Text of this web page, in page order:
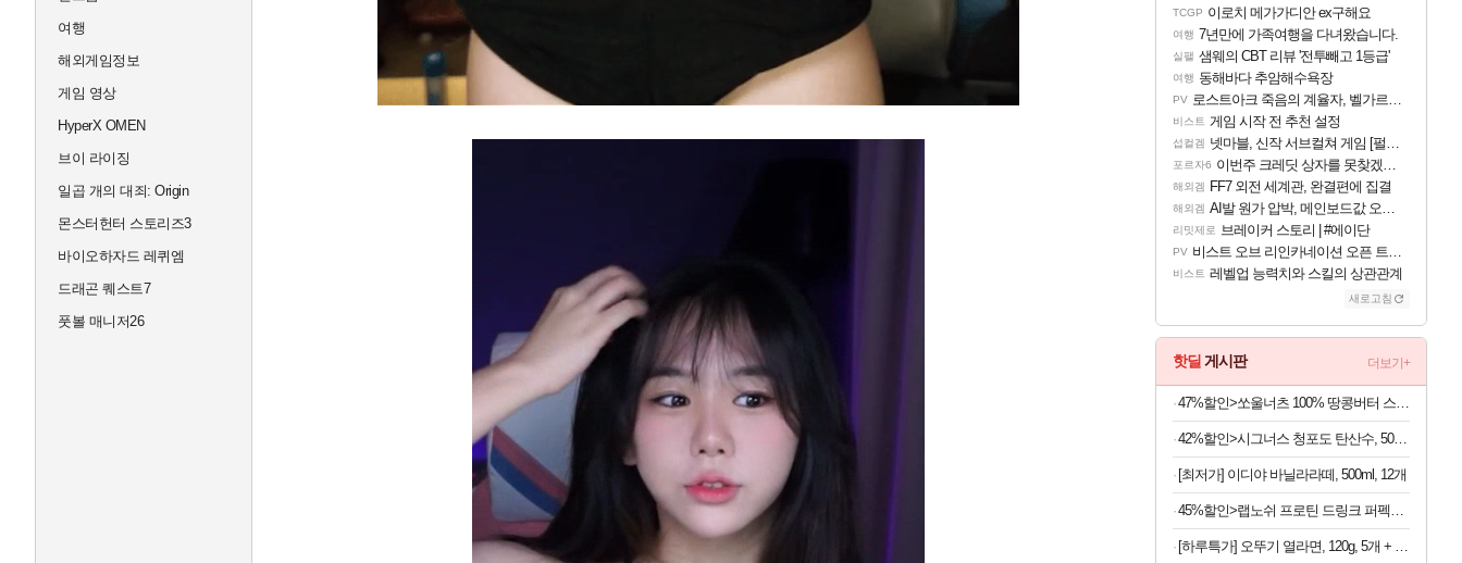
여행
해외게임정보
게임 영상
HyperX OMEN
브이 라이징
일곱 개의 대죄: Origin
몬스터헌터 스토리즈3
바이오하자드 레퀴엠
드래곤 퀘스트7
풋볼 매니저26
TCGP 이로치 메가가디안 ex구해요
여행 7년만에 가족여행을 다녀왔습니다.
실팰 샘웨의 CBT 리뷰 '전투빼고 1등급'
여행 동해바다 추암해수욕장
PV 로스트아크 죽음의 계율자, 벨가르딘 티저
비스트 게임 시작 전 추천 설정
섭컬겜 넷마블, 신작 서브컬쳐 게임 [펄 인 블루] 티저 사이트 오픈
포르자6 이번주 크레딧 상자를 못찾겠어요
해외겜 FF7 외전 세계관, 완결편에 집결
해외겜 AI발 원가 압박, 메인보드값 오르나
리밋제로 브레이커 스토리 | #에이단
PV 비스트 오브 리인카네이션 오픈 트레일러
비스트 레벨업 능력치와 스킬의 상관관계
새로고침
핫딜 게시판 더보기+
47%할인>쏘울너츠 100% 땅콩버터 스무스, 500g, 2개
42%할인>시그너스 청포도 탄산수, 500ml, 20개
[최저가] 이디야 바닐라라떼, 500ml, 12개
45%할인>랩노쉬 프로틴 드링크 퍼펙트 솔티드카라멜, 350ml, 24개
[하루특가] 오뚜기 열라면, 120g, 5개 + 마열라면, 120g, 4개 + 더핫열라면, 120g, 4개 + 로열라면, 120g, 4개